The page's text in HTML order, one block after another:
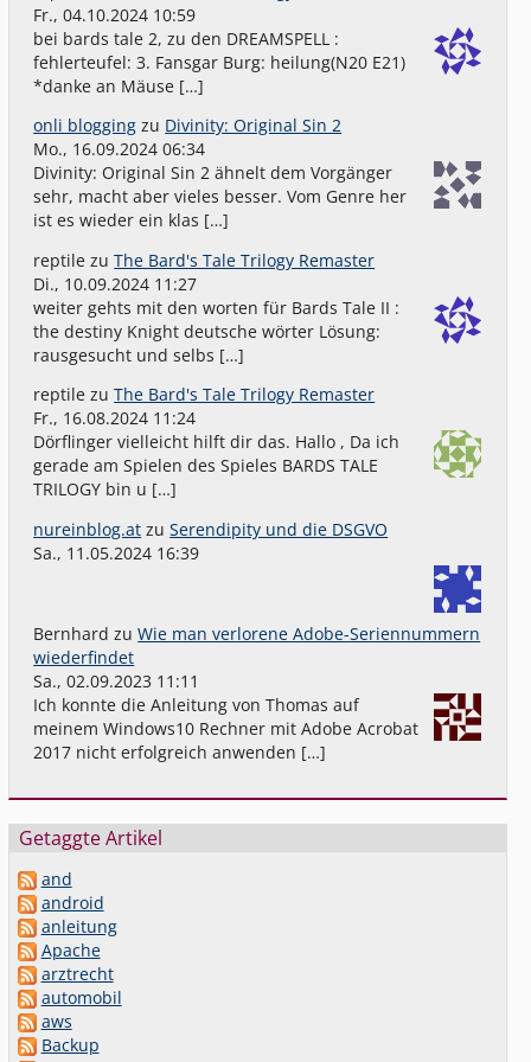
Fr., 04.10.2024 10:59
bei bards tale 2, zu den DREAMSPELL :
fehlerteufel: 3. Fansgar Burg: heilung(N20 E21)
*danke an Mäuse […]
onli blogging zu Divinity: Original Sin 2
Mo., 16.09.2024 06:34
Divinity: Original Sin 2 ähnelt dem Vorgänger
sehr, macht aber vieles besser. Vom Genre her
ist es wieder ein klas […]
reptile zuThe Bard's Tale Trilogy Remaster
Di., 10.09.2024 11:27
weiter gehts mit den worten für Bards Tale II :
the destiny Knight deutsche wörter Lösung:
rausgesucht und selbs […]
reptile zuThe Bard's Tale Trilogy Remaster
Fr., 16.08.2024 11:24
Dörflinger vielleicht hilft dir das. Hallo , Da ich
gerade am Spielen des Spieles BARDS TALE
TRILOGY bin u […]
nureinblog.at zuSerendipity und die DSGVO
Sa., 11.05.2024 16:39
Bernhard zuWie man verlorene Adobe-Seriennummern
wiederfindet
Sa., 02.09.2023 11:11
Ich konnte die Anleitung von Thomas auf
meinem Windows10 Rechner mit Adobe Acrobat
2017 nicht erfolgreich anwenden […]
Getaggte Artikel
and
android
anleitung
Apache
arztrecht
automobil
aws
Backup